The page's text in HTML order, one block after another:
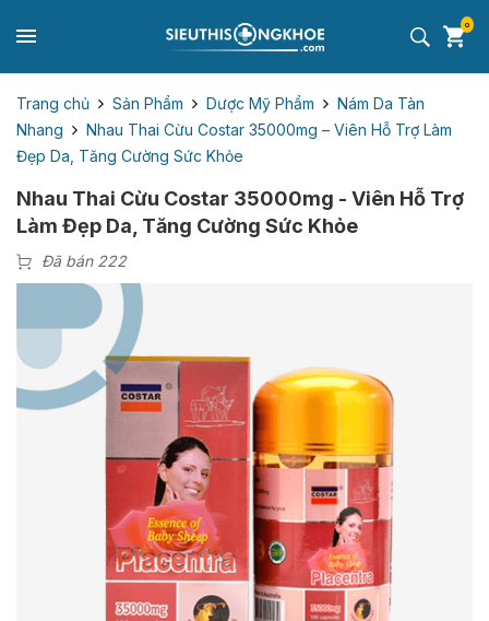
0
Trang chủ Sản Phẩm Dược Mỹ Phẩm
Nám Da Tàn
Nhang
Nhau Thai Cừu Costar 35000mg – Viên Hỗ Trợ Làm
Đẹp Da, Tăng Cường Sức Khỏe
Nhau Thai Cừu Costar 35000mg - Viên Hỗ Trợ
Làm Đẹp Da, Tăng Cường Sức Khỏe
Đã bán 222